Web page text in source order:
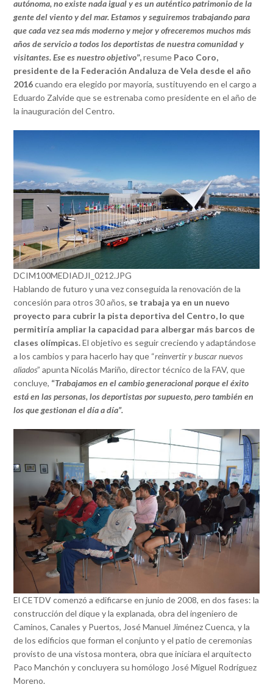
autónoma, no existe nada igual y es un auténtico patrimonio de la
gente del viento y del mar. Estamos y seguiremos trabajando para
que cada vez sea más moderno y mejor y ofreceremos muchos más
años de servicio a todos los deportistas de nuestra comunidad y
visitantes. Ese es nuestro objetivo”,resume Paco Coro,
presidente de la Federación Andaluza de Vela desde el año
2016cuando era elegido por mayoría, sustituyendo en el cargo a
Eduardo Zalvide que se estrenaba como presidente en el año de
la inauguración del Centro.
DCIM100MEDIADJI_0212.JPG
Hablando de futuro y una vez conseguida la renovación de la
concesión para otros 30 años, se trabaja ya en un nuevo
proyecto para cubrir la pista deportiva del Centro, lo que
permitiría ampliar la capacidad para albergar más barcos de
clases olímpicas.El objetivo es seguir creciendo y adaptándose
a los cambios y para hacerlo hay que “reinvertir y buscar nuevos
aliados” apunta Nicolás Mariño, director técnico de la FAV, que
concluye, “Trabajamos en el cambio generacional porque el éxito
está en las personas, los deportistas por supuesto, pero también en
los que gestionan el día a día”.
El CETDV comenzó a edificarse en junio de 2008, en dos fases: la
construcción del dique y la explanada, obra del ingeniero de
Caminos, Canales y Puertos, José Manuel Jiménez Cuenca, y la
de los edificios que forman el conjunto y el patio de ceremonias
provisto de una vistosa montera, obra que iniciara el arquitecto
Paco Manchón y concluyera su homólogo José Miguel Rodríguez
Moreno.